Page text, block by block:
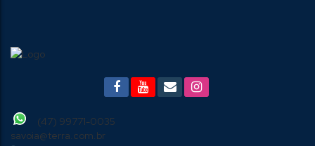
(47) 99771-0035
savoia@terra.com.br